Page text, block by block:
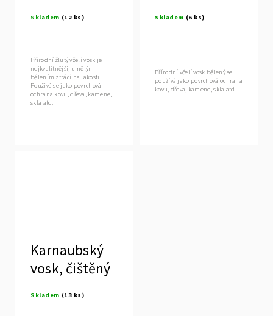
Skladem (12 ks)
Přírodní žlutý včelí vosk je
nejkvalitnější, umělým
bělením ztrácí na jakosti.
Používá se jako povrchová
ochrana kovu, dřeva, kamene,
skla atd.
Skladem (6 ks)
Přírodní včelí vosk bělený se
používá jako povrchová ochrana
kovu, dřeva, kamene, skla atd.
Karnaubský
vosk, čištěný
Skladem (13 ks)